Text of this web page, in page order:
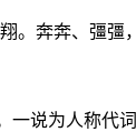
。奔奔、彊
一说为人称代词